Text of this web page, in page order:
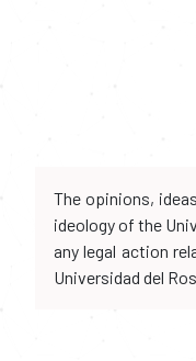
The opinions,
ideology of the
any legal action
Universidad del